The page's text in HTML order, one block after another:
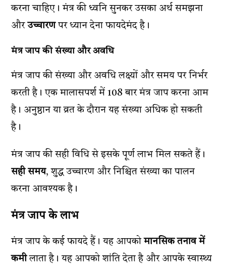
करना चाहिए। मंत्र की ध्वनि सुनकर उसका अर्थ समझना
औरउच्चारणपर ध्यान देना फायदेमंद है।
मंत्र जाप की संख्या और अवधि
मंत्र जाप की संख्या और अवधि लक्ष्यों और समय पर निर्भर
करती है। एक मालासपर्श में 108 बार मंत्र जाप करना आम
है। अनुष्ठान या व्रत के दौरान यह संख्या अधिक हो सकती
है।
मंत्र जाप की सही विधि से इसके पूर्ण लाभ मिल सकते हैं।
सही समय, शुद्ध उच्चारण और निश्चित संख्या का पालन
करना आवश्यक है।
मंत्र जाप के लाभ
मंत्र जाप के कई फायदे हैं। यह आपकोमानसिक तनाव में
कमीलाता है। यह आपको शांति देता है और आपके स्वास्थ्य